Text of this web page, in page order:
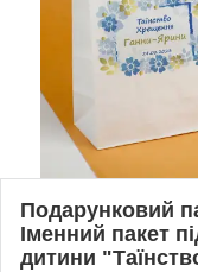
Подарунковий
Іменний пакет
дитини